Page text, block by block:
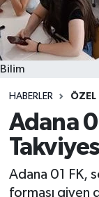
Bilim
HABERLER ÖZEL
Adana
Adana 01 FK,
forması giyen